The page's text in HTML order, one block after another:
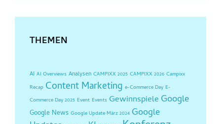
THEMEN
AI AI Overviews Analysen CAMPIXX 2025 CAMPIXX 2026 Campixx
Recap Content Marketing e-Commerce Day E-
Commerce Day 2025 Event Events Gewinnspiele Google
Google News Google Update März 2024 Google